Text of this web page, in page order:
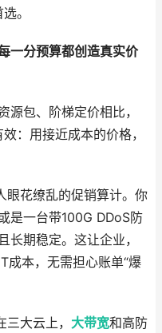
。
一分预算都创造真实价
源包、阶梯定价相比，
：用接近成本的价格，
眼花缭乱的促销算计。你
是一台带100G DDoS防
长期稳定。这让企业，
成本，无需担心账单“爆
大云上， 大带宽和高防